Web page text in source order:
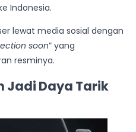
Indonesia.
lewat media sosial dengan
soon” yang
resminya.
Jadi Daya Tarik